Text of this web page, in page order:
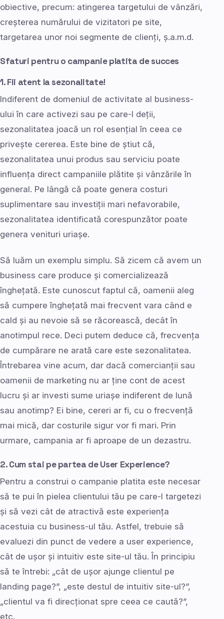
obiective, precum: atingerea targetului de vânzări,
creșterea numărului de vizitatori pe site,
targetarea unor noi segmente de clienți, ș.a.m.d.
Sfaturi pentru o campanie platita de succes
1. Fii atent la sezonalitate!
Indiferent de domeniul de activitate al business-
ului în care activezi sau pe care-l deții,
sezonalitatea joacă un rol esențial în ceea ce
privește cererea. Este bine de știut că,
sezonalitatea unui produs sau serviciu poate
influența direct campaniile plătite și vânzările în
general. Pe lângă că poate genera costuri
suplimentare sau investiții mari nefavorabile,
sezonalitatea identificată corespunzător poate
genera venituri uriașe.
Să luăm un exemplu simplu. Să zicem că avem un
business care produce și comercializează
înghețată. Este cunoscut faptul că, oamenii aleg
să cumpere înghețată mai frecvent vara când e
cald și au nevoie să se răcorească, decât în
anotimpul rece. Deci putem deduce că, frecvența
de cumpărare ne arată care este sezonalitatea.
Întrebarea vine acum, dar dacă comercianții sau
oamenii de marketing nu ar ține cont de acest
lucru și ar investi sume uriașe indiferent de lună
sau anotimp? Ei bine, cereri ar fi, cu o frecvență
mai mică, dar costurile sigur vor fi mari. Prin
urmare, campania ar fi aproape de un dezastru.
2. Cum stai pe partea de User Experience?
Pentru a construi o campanie platita este necesar
să te pui în pielea clientului tău pe care-l targetezi
și să vezi cât de atractivă este experiența
acestuia cu business-ul tău. Astfel, trebuie să
evaluezi din punct de vedere a user experience,
cât de ușor și intuitiv este site-ul tău. În principiu
să te întrebi: „cât de ușor ajunge clientul pe
landing page?”, „este destul de intuitiv site-ul?”,
„clientul va fi direcționat spre ceea ce caută?”,
etc.